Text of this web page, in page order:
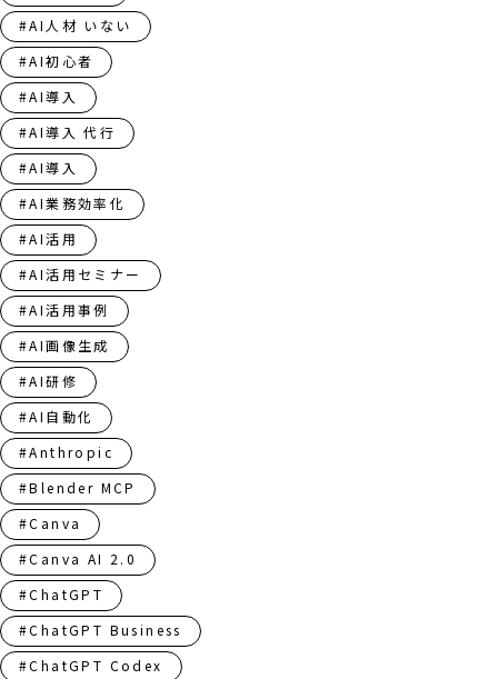
#AI人材 いない
#AI初心者
#AI導入
#AI導入 代行
#AI導入​​​​​​​​​​​​​​​​
#AI業務効率化
#AI活用
#AI活用セミナー
#AI活用事例
#AI画像生成
#AI研修
#AI自動化
#Anthropic
#Blender MCP
#Canva
#Canva AI 2.0
#ChatGPT
#ChatGPT Business
#ChatGPT Codex